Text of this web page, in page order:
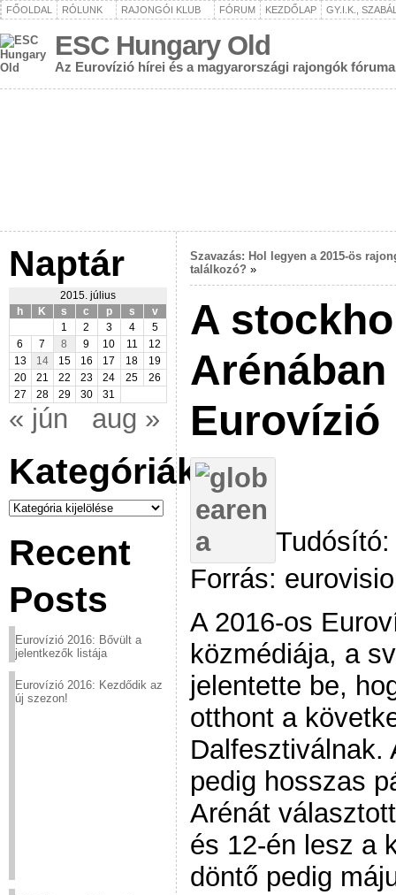
FŐOLDAL RÓLUNK RAJONGÓI KLUB FÓRUM KEZDŐLAP GY.I.K.,
ESC Hungary Old
Az Eurovízió hírei és a magyarországi rajongók fóruma
Naptár
2015. július
h
K s c p s
v
1
2 3 4
5
6
7 8 9 10 11
12
13
14 15 16 17 18
19
20
21 22 23 24 25
26
27
28 29 30 31
« jún aug »
Kategóriák
Kategóriák
Recent
Posts
Eurovízió 2016: Bővült a
jelentkezők listája
Eurovízió 2016: Kezdődik az
új szezon!
Szavazás: Hol legyen a 2015-ös
találkozó? »
A
Eurovízió
Forrás:
A 2016-os
közmédiája, a
jelentette be,
otthont a
Dalfesztiválnak.
pedig hosszas
Arénát
és 12-én lesz a
döntő pedig